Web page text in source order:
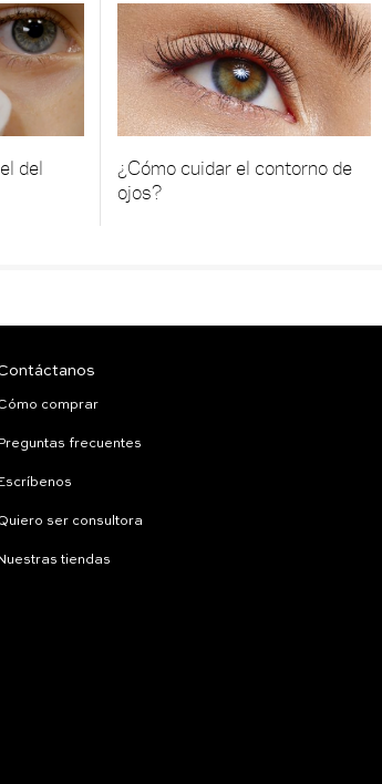
del
¿Cómo cuidar el contorno de
ojos?
comprar
Preguntas frecuentes
Escríbenos
ser consultora
Nuestras tiendas